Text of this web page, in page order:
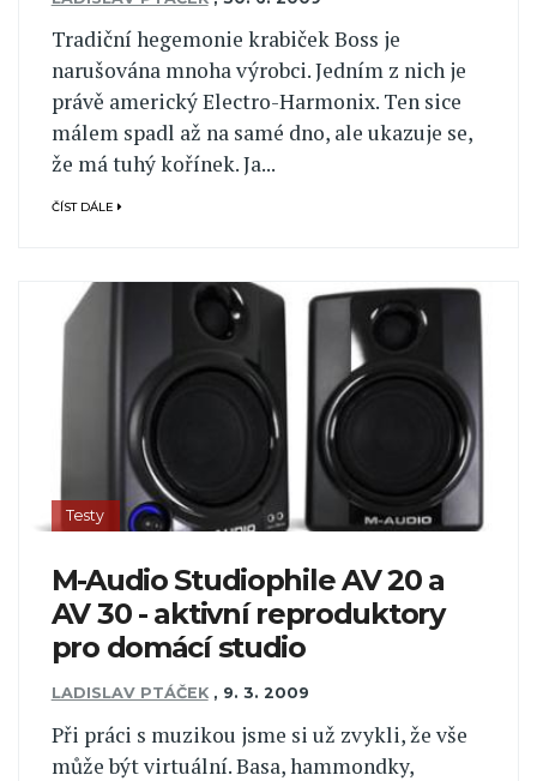
Tradiční hegemonie krabiček Boss je
narušována mnoha výrobci. Jedním z nich je
právě americký Electro-Harmonix. Ten sice
málem spadl až na samé dno, ale ukazuje se,
že má tuhý kořínek. Ja...
ČÍST DÁLE
Testy
M-Audio Studiophile AV 20 a
AV 30 - aktivní reproduktory
pro domácí studio
LADISLAV PTÁČEK , 9. 3. 2009
Při práci s muzikou jsme si už zvykli, že vše
může být virtuální. Basa, hammondky,